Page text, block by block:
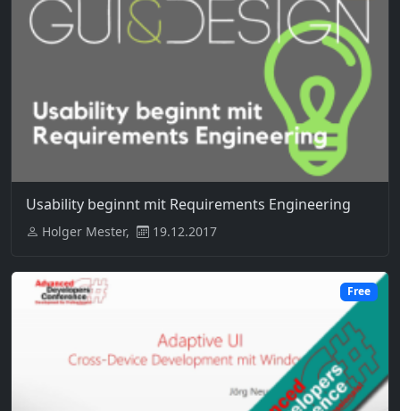
Usability beginnt mit Requirements Engineering
Holger Mester, 19.12.2017
Free